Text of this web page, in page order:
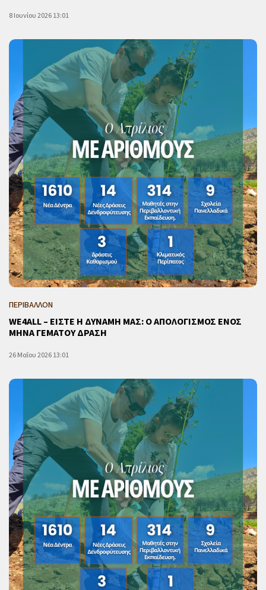
8 Ιουνίου 2026 13:01
ΠΕΡΙΒΑΛΛΟΝ
WE4ALL – ΕΙΣΤΕ Η ΔΥΝΑΜΗ ΜΑΣ: Ο ΑΠΟΛΟΓΙΣΜΟΣ ΕΝΟΣ
ΜΗΝΑ ΓΕΜΑΤΟΥ ΔΡΑΣΗ
26 Μαΐου 2026 13:01